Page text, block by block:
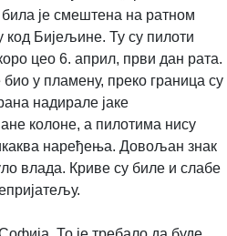
била је смештена на ратном
код Бијељине. Ту су пилоти
цео 6. април, први дан рата.
био у пламену, преко граница су
надирале јаке
колоне, а пилотима нису
наређења. Довољан знак
влада. Криве су биле и слабе